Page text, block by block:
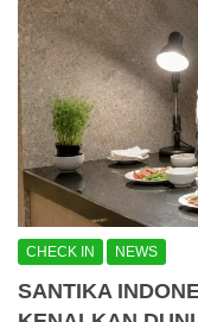
CHECK IN NEWS
SANTIKA